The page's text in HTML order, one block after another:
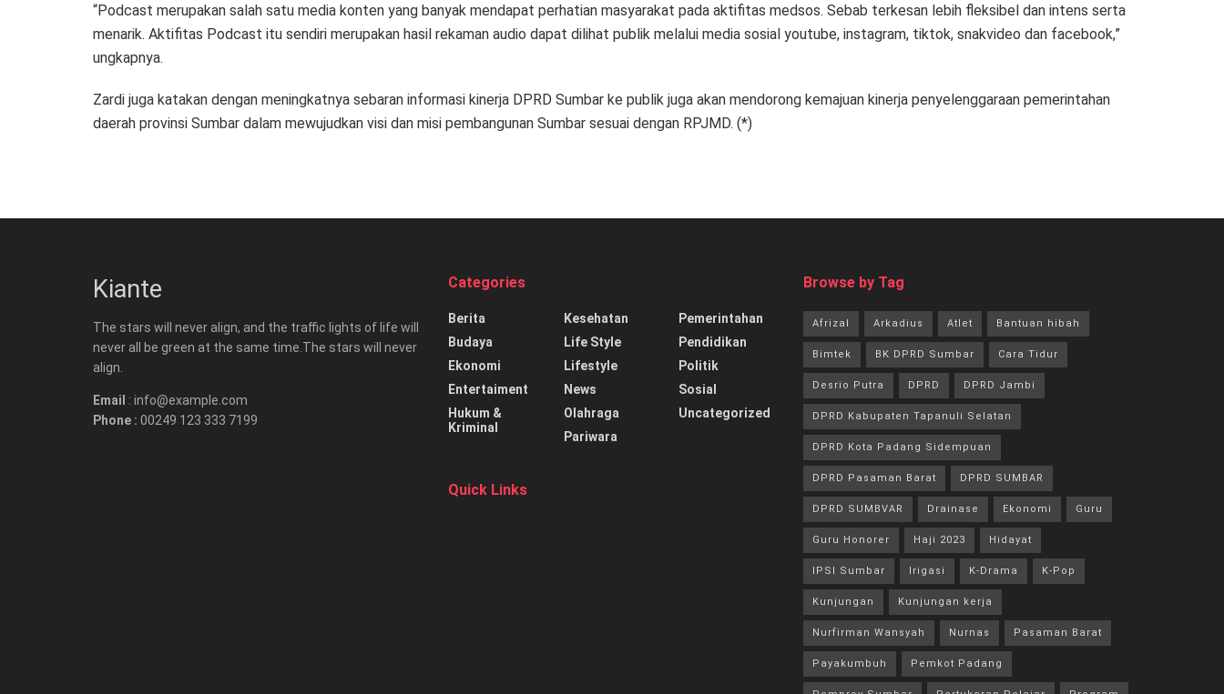
“Podcast merupakan salah satu media konten yang banyak mendapat perhatian masyarakat pada aktifitas medsos. Sebab terkesan lebih fleksibel dan intens serta
menarik. Aktifitas Podcast itu sendiri merupakan hasil rekaman audio dapat dilihat publik melalui media sosial youtube, instagram, tiktok, snakvideo dan facebook,”
ungkapnya.
Zardi juga katakan dengan meningkatnya sebaran informasi kinerja DPRD Sumbar ke publik juga akan mendorong kemajuan kinerja penyelenggaraan pemerintahan
daerah provinsi Sumbar dalam mewujudkan visi dan misi pembangunan Sumbar sesuai dengan RPJMD. (*)
Kiante
The stars will never align, and the traffic lights of life will
never all be green at the same time.The stars will never
align.
Email : info@example.com
Phone : 00249 123 333 7199
Categories
Berita
Budaya
Ekonomi
Entertaiment
Hukum &
Kriminal
Kesehatan
Life Style
Lifestyle
News
Olahraga
Pariwara
Pemerintahan
Pendidikan
Politik
Sosial
Uncategorized
Quick Links
Browse by Tag
Afrizal Arkadius Atlet Bantuan hibah
Bimtek BK DPRD Sumbar Cara Tidur
Desrio Putra DPRD DPRD Jambi
DPRD Kabupaten Tapanuli Selatan
DPRD Kota Padang Sidempuan
DPRD Pasaman Barat DPRD SUMBAR
DPRD SUMBVAR Drainase Ekonomi Guru
Guru Honorer Haji 2023 Hidayat
IPSI Sumbar Irigasi K-Drama K-Pop
Kunjungan Kunjungan kerja
Nurfirman Wansyah Nurnas Pasaman Barat
Payakumbuh Pemkot Padang